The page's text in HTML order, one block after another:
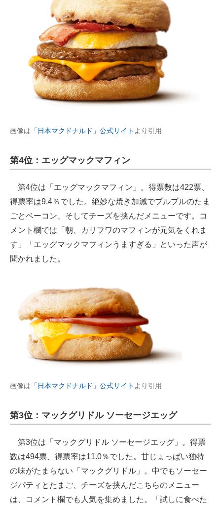
画像は 「日本マクドナルド」公式サイト より引用
第4位：エッグマックマフィン
第4位は「エッグマックマフィン」。得票数は422票、
得票率は9.4％でした。絶妙な焼き加減でプルプルのたま
ごとベーコン、そしてチーズを挟んだメニューです。コ
メント欄では「朝、カリフワのマフィンが元気をくれま
す」「エッグマックマフィンうますぎる」といった声が
聞かれました。
画像は 「日本マクドナルド」公式サイト より引用
第3位：マックグリドル ソーセージエッグ
第3位は「マックグリドル ソーセージエッグ」。得票
数は494票、得票率は11.0％でした。甘じょっぱい独特
の味がたまらない「マックグリドル」。中でもソーセー
ジパティとたまご、チーズを挟んだこちらのメニュー
は、コメント欄でも人気を集めました。「試しに食べた